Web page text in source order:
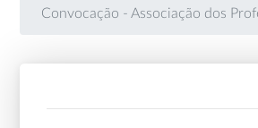
Convocação - Associação dos